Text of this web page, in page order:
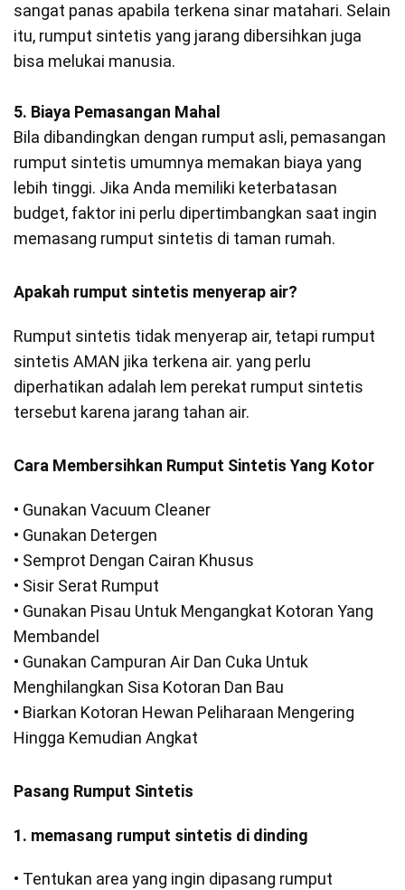
sangat panas apabila terkena sinar matahari. Selain
itu, rumput sintetis yang jarang dibersihkan juga
bisa melukai manusia.
5. Biaya Pemasangan Mahal
Bila dibandingkan dengan rumput asli, pemasangan
rumput sintetis umumnya memakan biaya yang
lebih tinggi. Jika Anda memiliki keterbatasan
budget, faktor ini perlu dipertimbangkan saat ingin
memasang rumput sintetis di taman rumah.
Apakah rumput sintetis menyerap air?
Rumput sintetis tidak menyerap air, tetapi rumput
sintetis AMAN jika terkena air. yang perlu
diperhatikan adalah lem perekat rumput sintetis
tersebut karena jarang tahan air.
Cara Membersihkan Rumput Sintetis Yang Kotor
• Gunakan Vacuum Cleaner
• Gunakan Detergen
• Semprot Dengan Cairan Khusus
• Sisir Serat Rumput
• Gunakan Pisau Untuk Mengangkat Kotoran Yang
Membandel
• Gunakan Campuran Air Dan Cuka Untuk
Menghilangkan Sisa Kotoran Dan Bau
• Biarkan Kotoran Hewan Peliharaan Mengering
Hingga Kemudian Angkat
Pasang Rumput Sintetis
1. memasang rumput sintetis di dinding
• Tentukan area yang ingin dipasang rumput